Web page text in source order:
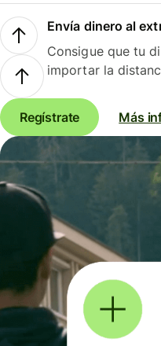
Envía dinero al
Consigue que tu
importar la
Regístrate Más